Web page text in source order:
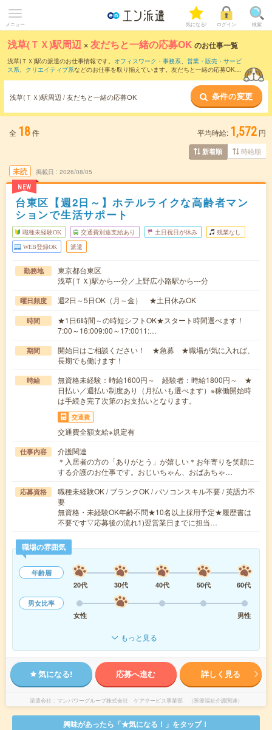
メニュー 気になる! ログイン 検索
浅草(ＴＸ)駅周辺 ×友だちと一緒の応募OK のお仕事一覧
浅草(ＴＸ)駅の派遣のお仕事情報です。 オフィスワーク・事務系、 営業・販売・サービ
ス系、 クリエイティブ系などのお仕事を取り揃えています。友だちと一緒の応募OKの
浅草(ＴＸ)駅周辺 / 友だちと一緒の応募OK 条件の変更
全 18件 平均時給: 1,572 円
新着順 時給順
未読
NEW
掲載日 2026/08/05
台東区【週2日～】ホテルライクな高齢者マン
ションで生活サポート
職種未経験OK 交通費別途支給あり 土日祝日が休み 残業なし
WEB登録OK 派遣
勤務地
東京都台東区
浅草(ＴＸ)駅から---分／上野広小路駅から---分
曜日頻度 週2日～5日OK（月～金） ★土日休みOK
時間
★1日6時間～の時短シフトOK★スタート時間選べます！
7:00～16:009:00～17:0011:…
期間
開始日はご相談ください！ ★急募 ★職場が気に入れば、
長期でも働けます！
時給
無資格未経験：時給1600円～ 経験者：時給1800円～ ★
日払い／週払い制度あり（月払いも選べます）※稼働開始時
は手続き完了次第のお支払いとなります。
交通費
交通費全額支給※規定有
仕事内容
介護関連
＊入居者の方の「ありがとう」が嬉しい＊お年寄りを笑顔に
する介護のお仕事です。おじいちゃん、おばあちゃ…
応募資格
職種未経験OK / ブランクOK / パソコンスキル不要 / 英語力不
要
無資格・未経験OK年齢不問★10名以上採用予定★履歴書は
不要です▽応募後の流れ1)翌営業日までに担当…
職場の雰囲気
年齢層
20代
30代 40代 50代
60代
男女比率
女性
男性
もっと見る
気になる! 応募へ進む 詳しく見る
派遣会社 マンパワーグループ株式会社 ケアサービス事業部 （医療福祉介護関連）
興味があったら「★気になる！」をタップ！